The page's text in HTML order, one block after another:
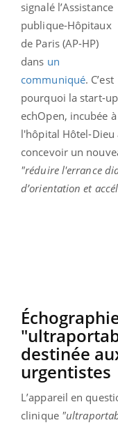
signalé l’Assistance
publique-Hôpitaux
de Paris (AP-HP)
dans un
communiqué. C’est
pourquoi la start-up
echOpen, incubée à
l'hôpital Hôtel-Dieu
concevoir un
"réduire l'errance
d’orientation et
destinée
urgentistes
L’appareil en
clinique